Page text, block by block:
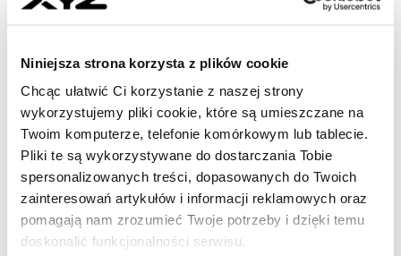
Niniejsza strona korzysta z plików cookie
Chcąc ułatwić Ci korzystanie z naszej strony
wykorzystujemy pliki cookie, które są umieszczane na
Twoim komputerze, telefonie komórkowym lub tablecie.
Pliki te są wykorzystywane do dostarczania Tobie
spersonalizowanych treści, dopasowanych do Twoich
zainteresowań artykułów i informacji reklamowych oraz
pomagają nam zrozumieć Twoje potrzeby i dzięki temu
doskonalić funkcjonalności serwisu.
Udostępnij
Strona główna Quiz XYZ
Czy umiesz dbać o finansową
przyszłość? Ten quiz zweryfikuje Twoją wiedzę.
REDAKCJA XYZ - AUTOR ARTYKUŁU - PROFIL
Korzystamy z wiedzy oraz wieloletniego
doświadczenia całego naszego zespołu
redakcyjnego. To dzięki stałej współpracy i